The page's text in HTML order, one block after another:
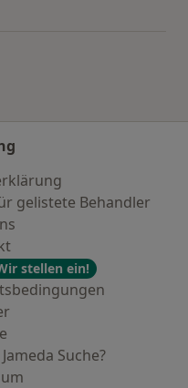
gelistete Behandler
stellen ein!
Suche?